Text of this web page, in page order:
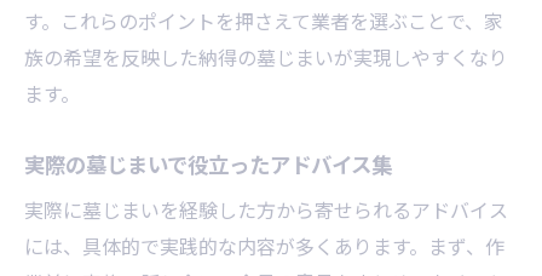
す。これらのポイントを押さえて業者を選ぶことで、家
族の希望を反映した納得の墓じまいが実現しやすくなり
ます。
実際の墓じまいで役立ったアドバイス集
実際に墓じまいを経験した方から寄せられるアドバイス
には、具体的で実践的な内容が多くあります。まず、作